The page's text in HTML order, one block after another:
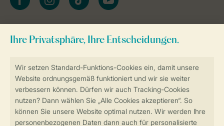
Sicher und schnell zur Online-Buchung
Zum Newsletter anmelden